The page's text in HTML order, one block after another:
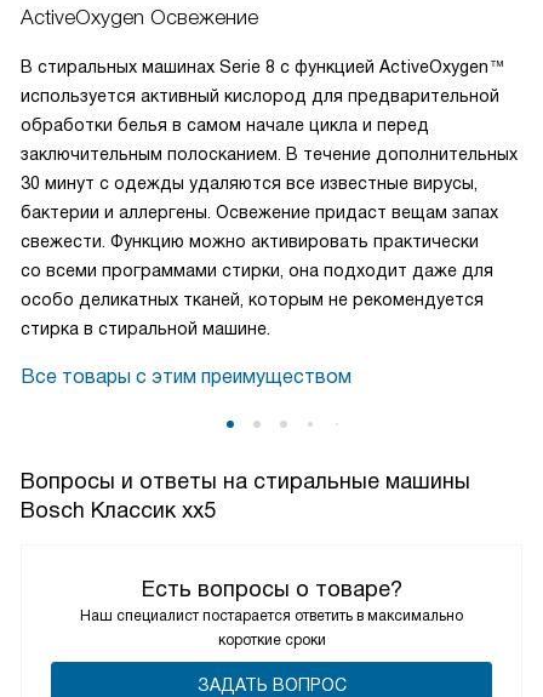
ActiveOxygen Освежение
В стиральных машинах Serie 8 с функцией ActiveOxygen™
используется активный кислород для предварительной
обработки белья в самом начале цикла и перед
заключительным полосканием. В течение дополнительных
30 минут с одежды удаляются все известные вирусы,
бактерии и аллергены. Освежение придаст вещам запах
свежести. Функцию можно активировать практически
со всеми программами стирки, она подходит даже для
особо деликатных тканей, которым не рекомендуется
стирка в стиральной машине.
Все товары с этим преимуществом
Вопросы и ответы на стиральные машины
Bosch Классик xx5
Есть вопросы о товаре?
Наш специалист постарается ответить в максимально
короткие сроки
ЗАДАТЬ ВОПРОС